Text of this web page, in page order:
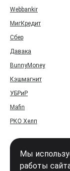
Webbankir
МигКредит
Сбер
Давака
BunnyMoney
Кэшмагнит
УБРиР
Mafin
РКО Хелп
Мы
работы